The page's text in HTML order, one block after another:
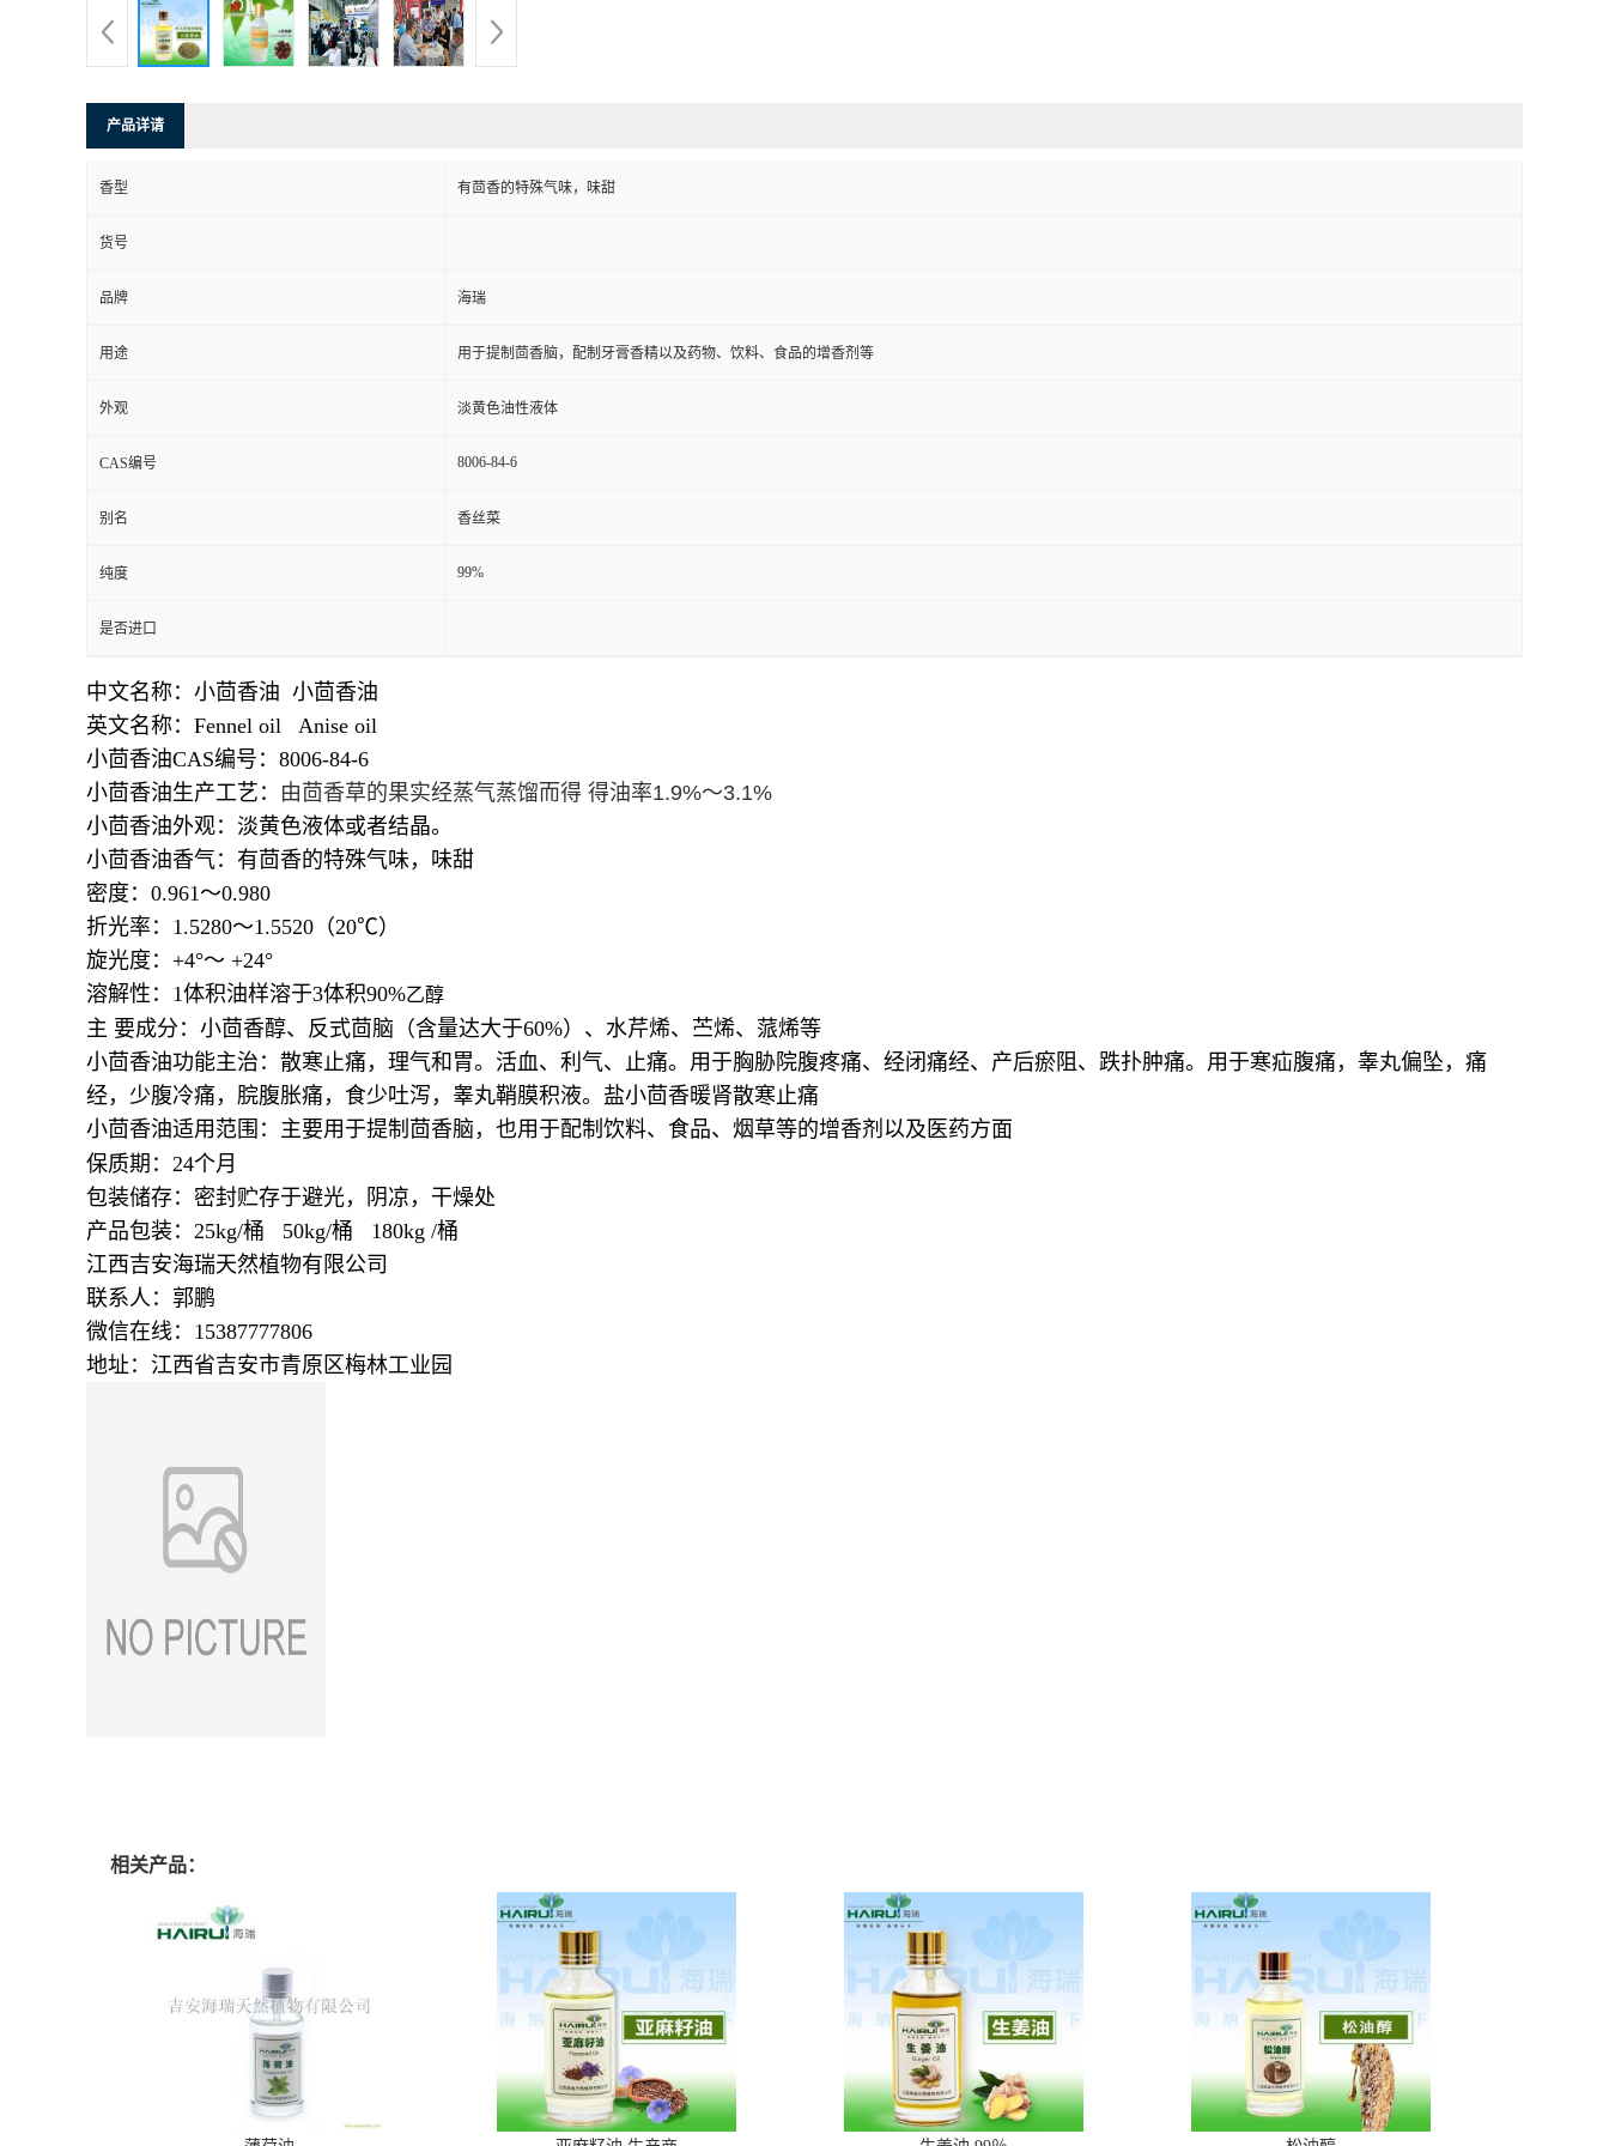
产品详请
香型 有茴香的特殊气味，味甜
货号
品牌 海瑞
用途 用于提制茴香脑，配制牙膏香精以及药物、饮料、食品的增香剂等
外观 淡黄色油性液体
CAS编号 8006-84-6
别名 香丝菜
纯度 99%
是否进口
中文名称：小茴香油 小茴香油
英文名称：Fennel oil Anise oil
小茴香油CAS编号：8006-84-6
小茴香油生产工艺： 由茴香草的果实经蒸气蒸馏而得 得油率1.9%～3.1%
小茴香油外观：淡黄色液体或者结晶。
小茴香油香气：有茴香的特殊气味，味甜
密度：0.961～0.980
折光率：1.5280～1.5520（20℃）
旋光度：+4°～ +24°
溶解性：1体积油样溶于3体积90%乙醇
主 要成分：小茴香醇、反式茴脑（含量达大于60%）、水芹烯、苎烯、蒎烯等
小茴香油功能主治： 散寒止痛，理气和胃。活血、利气、止痛。用于胸胁院腹疼痛、经闭痛经、产后瘀阻、跌扑肿痛。用于寒疝腹痛，睾丸偏坠，痛
经，少腹冷痛，脘腹胀痛，食少吐泻，睾丸鞘膜积液。盐小茴香暖肾散寒止痛
小茴香油适用范围：主要用于提制茴香脑，也用于配制饮料、食品、烟草等的增香剂以及医药方面
保质期：24个月
包装储存：密封贮存于避光，阴凉，干燥处
产品包装：25kg/桶 50kg/桶 180kg /桶
江西吉安海瑞天然植物有限公司
联系人：郭鹏
微信在线：15387777806
地址：江西省吉安市青原区梅林工业园
相关产品：